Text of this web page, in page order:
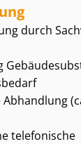
durch
telefonische